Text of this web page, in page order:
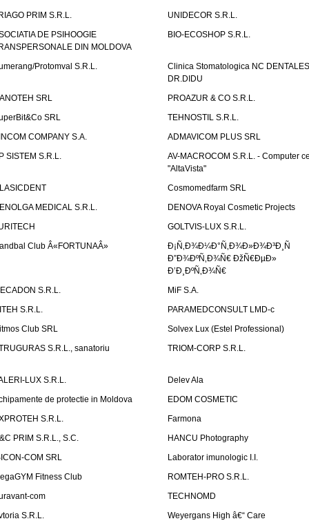
PRIM S.R.L.
UNIDECOR S.R.L.
DE PSIHOOGIE
DIN MOLDOVA
BIO-ECOSHOP S.R.L.
Protomval S.R.L.
Clinica Stomatologica NC DENTALES
DR.DIDU
SRL
PROAZUR & CO S.R.L.
SRL
TEHNOSTIL S.R.L.
COMPANY S.A.
ADMAVICOM PLUS SRL
SISTEM S.R.L.
AV-MACROCOM S.R.L. - Computer
"AltaVista"
Cosmomedfarm SRL
MEDICAL S.R.L.
DENOVA Royal Cosmetic Projects
GOLTVIS-LUX S.R.L.
Club Â«FORTUNAÂ»
Ð¡Ñ‚Ð¾Ð¼Ð°Ñ‚Ð¾Ð»Ð¾Ð³Ð¸Ñ
Ð”Ð¾ÐºÑ‚Ð¾Ñ€ ÐžÑ€ÐµÐ»
Ð’Ð¸ÐºÑ‚Ð¾Ñ€
S.R.L.
MiF S.A.
S.R.L.
PARAMEDCONSULT LMD-c
Club SRL
Solvex Lux (Estel Professional)
S.R.L., sanatoriu
TRIOM-CORP S.R.L.
LUX S.R.L.
Delev Ala
de protectie in Moldova
EDOM COSMETIC
S.R.L.
Farmona
PRIM S.R.L., S.C.
HANCU Photography
COM SRL
Laborator imunologic I.I.
Fitness Club
ROMTEH-PRO S.R.L.
com
TECHNOMD
S.R.L.
Weyergans High â€“ Care